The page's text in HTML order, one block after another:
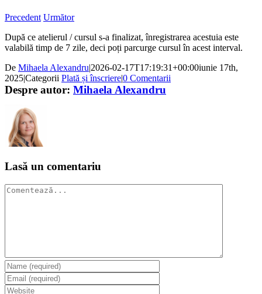
Precedent Următor
După ce atelierul / cursul s-a finalizat, înregistrarea acestuia este
valabilă timp de 7 zile, deci poți parcurge cursul în acest interval.
De Mihaela Alexandru|2026-02-17T17:19:31+00:00iunie 17th,
2025|Categorii Plată și înscriere|0 Comentarii
Despre autor: Mihaela Alexandru
Lasă un comentariu
Comentariu